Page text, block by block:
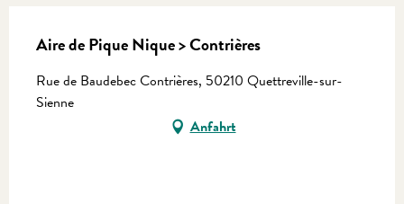
Aire de Pique Nique > Contrières
Rue de Baudebec Contrières, 50210 Quettreville-sur-
Sienne
Anfahrt